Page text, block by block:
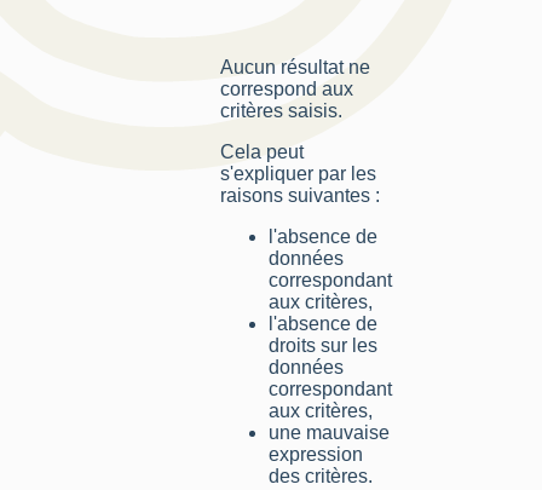
Aucun résultat ne
correspond aux
critères saisis.
Cela peut
s'expliquer par les
raisons suivantes :
l'absence de
données
correspondant
aux critères,
l'absence de
droits sur les
données
correspondant
aux critères,
une mauvaise
expression
des critères.